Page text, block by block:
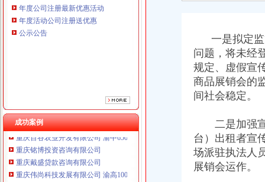
本站导航年度公司注册最新优惠活动
年度活动公司注册送优惠
公示公告
成功案例
重庆铭博投资咨询有限公司
重庆戴盛贷款咨询有限公司
重庆伟尚科技发展有限公司 渝高100万 （工商注册）
重庆泰盛贷款咨询有限公司 渝高 （工商注册）
一是拟定监
问题，将未经
规定、虚假宣
商品展销会的
间社会稳定。
二是加强宣
台）出租者宣
场派驻执法人
展销会运作。